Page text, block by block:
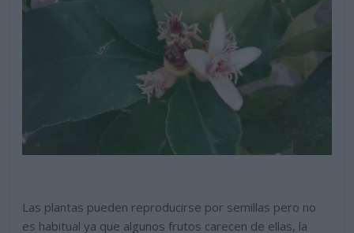
Las plantas pueden reproducirse por semillas pero no
es habitual ya que algunos frutos carecen de ellas, la